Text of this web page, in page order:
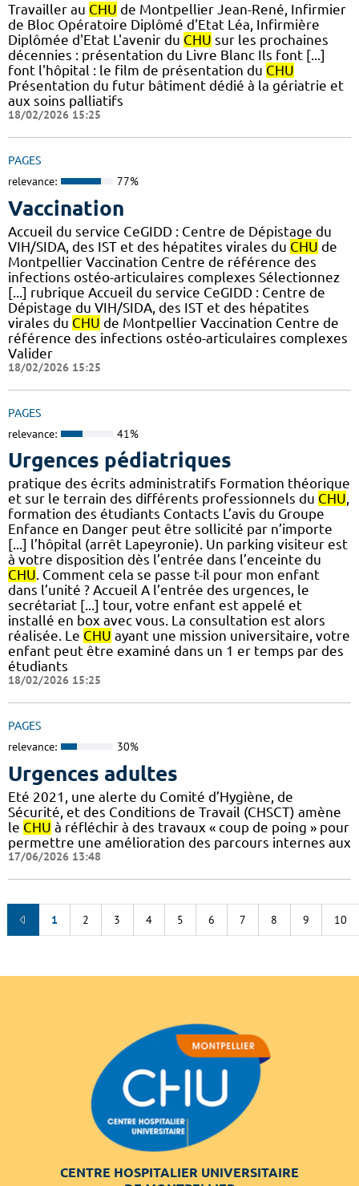
Travailler au CHU de Montpellier Jean-René, Infirmier
de Bloc Opératoire Diplômé d'Etat Léa, Infirmière
Diplômée d'Etat L'avenir du CHU sur les prochaines
décennies : présentation du Livre Blanc Ils font [...]
font l'hôpital : le film de présentation du CHU
Présentation du futur bâtiment dédié à la gériatrie et
aux soins palliatifs
18/02/2026 15:25
PAGES
relevance: 77%
Vaccination
Accueil du service CeGIDD : Centre de Dépistage du
VIH/SIDA, des IST et des hépatites virales du CHU de
Montpellier Vaccination Centre de référence des
infections ostéo-articulaires complexes Sélectionnez
[...] rubrique Accueil du service CeGIDD : Centre de
Dépistage du VIH/SIDA, des IST et des hépatites
virales du CHU de Montpellier Vaccination Centre de
référence des infections ostéo-articulaires complexes
Valider
18/02/2026 15:25
PAGES
relevance: 41%
Urgences pédiatriques
pratique des écrits administratifs Formation théorique
et sur le terrain des différents professionnels du CHU,
formation des étudiants Contacts L’avis du Groupe
Enfance en Danger peut être sollicité par n’importe
[...] l’hôpital (arrêt Lapeyronie). Un parking visiteur est
à votre disposition dès l’entrée dans l’enceinte du
CHU. Comment cela se passe t-il pour mon enfant
dans l’unité ? Accueil A l’entrée des urgences, le
secrétariat [...] tour, votre enfant est appelé et
installé en box avec vous. La consultation est alors
réalisée. Le CHU ayant une mission universitaire, votre
enfant peut être examiné dans un 1 er temps par des
étudiants
18/02/2026 15:25
PAGES
relevance: 30%
Urgences adultes
Eté 2021, une alerte du Comité d’Hygiène, de
Sécurité, et des Conditions de Travail (CHSCT) amène
le CHU à réfléchir à des travaux « coup de poing » pour
permettre une amélioration des parcours internes aux
17/06/2026 13:48
1 2 3 4 5 6 7 8 9 10
CENTRE HOSPITALIER UNIVERSITAIRE